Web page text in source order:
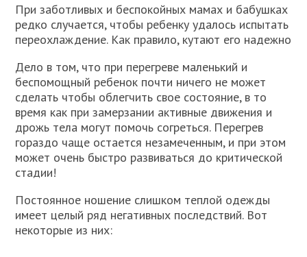
При заботливых и беспокойных мамах и бабушках
редко случается, чтобы ребенку удалось испытать
переохлаждение. Как правило, кутают его надежно
Дело в том, что при перегреве маленький и
беспомощный ребенок почти ничего не может
сделать чтобы облегчить свое состояние, в то
время как при замерзании активные движения и
дрожь тела могут помочь согреться. Перегрев
гораздо чаще остается незамеченным, и при этом
может очень быстро развиваться до критической
стадии!
Постоянное ношение слишком теплой одежды
имеет целый ряд негативных последствий. Вот
некоторые из них: